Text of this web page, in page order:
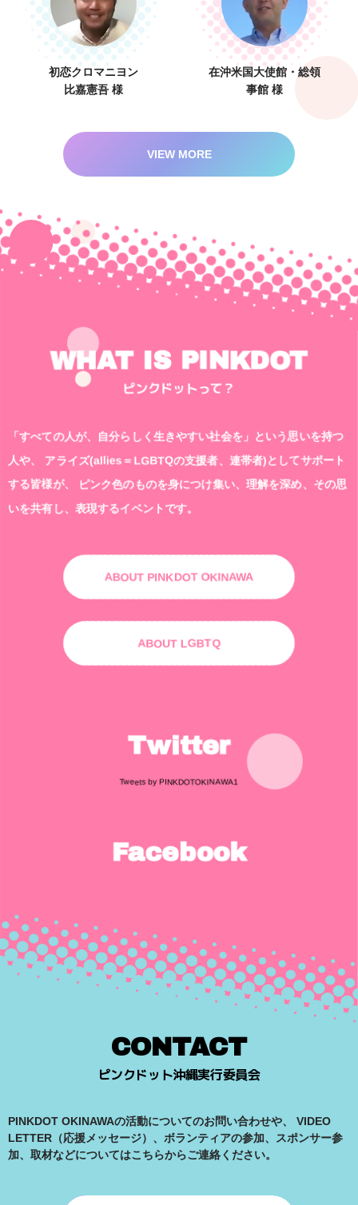
初恋クロマニヨン
比嘉憲吾 様
在沖米国大使館・総領
事館 様
VIEW MORE
WHAT IS PINKDOT
ピンクドットって？
「すべての人が、自分らしく生きやすい社会を」という思いを持つ
人や、
アライズ(allies＝LGBTQの支援者、連帯者)としてサポート
する皆様が、
ピンク色のものを身につけ集い、理解を深め、その思
いを共有し、表現するイベントです。
ABOUT PINKDOT OKINAWA
ABOUT LGBTQ
Twitter
Tweets by PINKDOTOKINAWA1
Facebook
CONTACT
ピンクドット沖縄実行委員会
PINKDOT OKINAWAの活動についてのお問い合わせや、
VIDEO
LETTER（応援メッセージ）、ボランティアの参加、スポンサー参
加、取材などについてはこちらからご連絡ください。